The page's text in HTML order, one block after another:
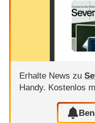
Erhalte News zu
Handy. Kostenlos